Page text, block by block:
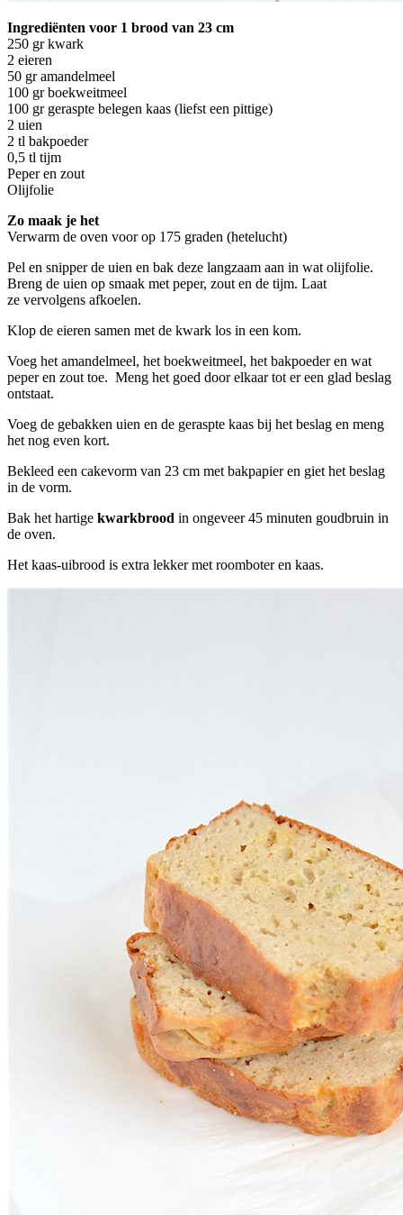
Ingrediënten voor 1 brood van 23 cm
250 gr kwark
2 eieren
50 gr amandelmeel
100 gr boekweitmeel
100 gr geraspte belegen kaas (liefst een pittige)
2 uien
2 tl bakpoeder
0,5 tl tijm
Peper en zout
Olijfolie
Zo maak je het
Verwarm de oven voor op 175 graden (hetelucht)
Pel en snipper de uien en bak deze langzaam aan in wat olijfolie.
Breng de uien op smaak met peper, zout en de tijm. Laat
ze vervolgens afkoelen.
Klop de eieren samen met de kwark los in een kom.
Voeg het amandelmeel, het boekweitmeel, het bakpoeder en wat
peper en zout toe. Meng het goed door elkaar tot er een glad beslag
ontstaat.
Voeg de gebakken uien en de geraspte kaas bij het beslag en meng
het nog even kort.
Bekleed een cakevorm van 23 cm met bakpapier en giet het beslag
in de vorm.
Bak het hartige kwarkbrood in ongeveer 45 minuten goudbruin in
de oven.
Het kaas-uibrood is extra lekker met roomboter en kaas.